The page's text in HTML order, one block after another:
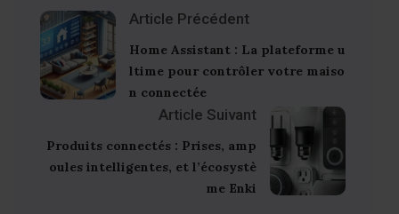
Article Précédent
Home Assistant : La plateforme u
ltime pour contrôler votre maiso
n connectée
Article Suivant
Produits connectés : Prises, amp
oules intelligentes, et l’écosystè
me Enki